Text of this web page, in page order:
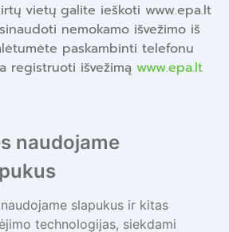
naudojame
slapukus ir kitas
technologijas, siekdami
vietų galite ieškoti www.epa.lt
nemokamo išvežimo iš
paskambinti telefonu
registruoti išvežimą www.epa.lt
84, LT-01311